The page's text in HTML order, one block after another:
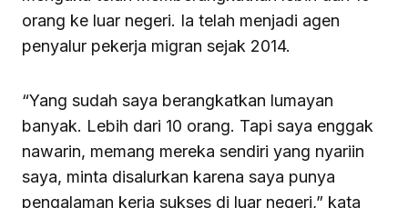
orang ke luar negeri. Ia telah menjadi agen
penyalur pekerja migran sejak 2014.
“Yang sudah saya berangkatkan lumayan
banyak. Lebih dari 10 orang. Tapi saya enggak
nawarin, memang mereka sendiri yang nyariin
saya, minta disalurkan karena saya punya
pengalaman kerja sukses di luar negeri,” kata